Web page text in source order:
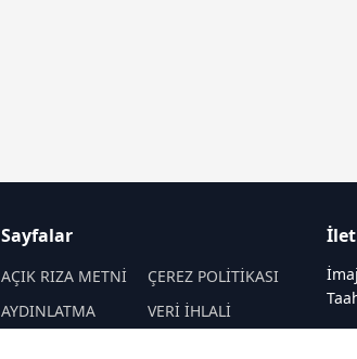
Sayfalar
AÇIK RIZA METNİ
ÇEREZ POLİTİKASI
AYDINLATMA
VERİ İHLALİ